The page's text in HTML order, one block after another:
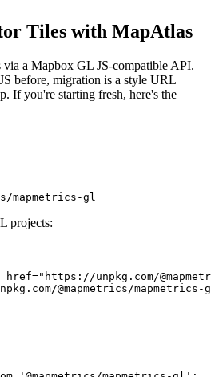
Tiles with MapAtlas
via a Mapbox GL JS-compatible API.
before, migration is a style URL
If you're starting fresh, here's the
projects:
href="https://unpkg.com/
@mapmetrics/